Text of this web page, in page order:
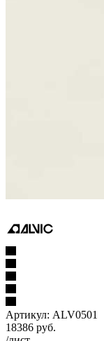
Артикул: ALV0501
18386 руб.